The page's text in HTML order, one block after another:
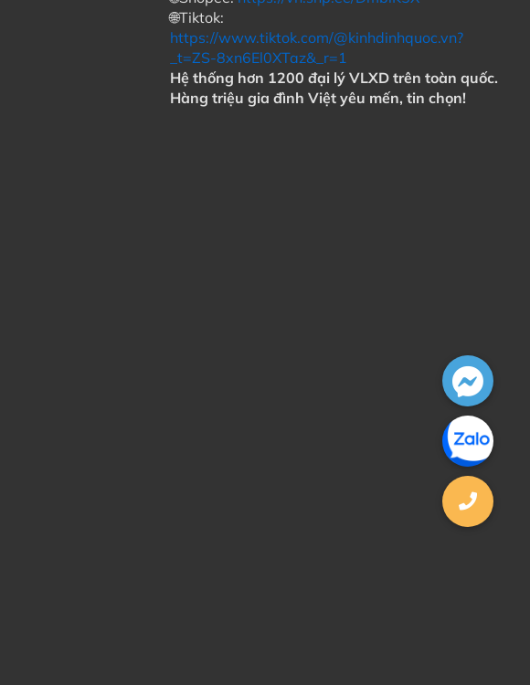
🌐Tiktok:
https://www.tiktok.com/@kinhdinhquoc.vn?
_t=ZS-8xn6El0XTaz&_r=1
Hệ thống hơn 1200 đại lý VLXD trên toàn quốc.
Hàng triệu gia đình Việt yêu mến, tin chọn!